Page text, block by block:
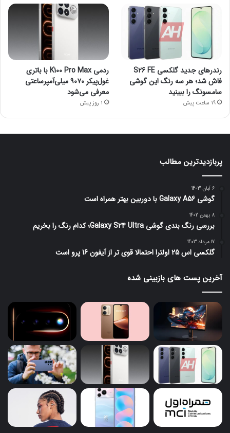
رندرهای جدید گلکسی S26 FE
فاش شد؛ هر سه رنگ این گوشی
سامسونگ را ببینید
19 ساعت پیش
ردمی K100 Pro Max با باتری
غول‌پیکر ۹۰۷۰ میلی‌آمپرساعتی
معرفی می‌شود
1 روز پیش
پربازدیدترین مطالب
6 آبان 1403
گوشی Galaxy A56 با دوربین بهتر همراه است
8 بهمن 1402
بررسی رنگ بندی گوشی Galaxy S24 Ultra؛ کدام رنگ را بخریم
17 مرداد 1403
گلکسی اس 25 اولترا احتمالا قوی تر از آیفون 16 پرو است
آخرین پست های بازبینی شده